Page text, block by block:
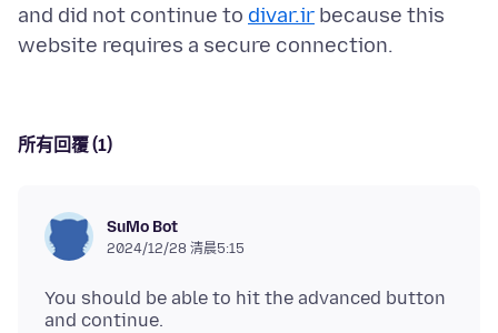
and did not continue to divar.ir because this
所有回覆 (1)
SuMo Bot
2024/12/28 清晨5:15
You should be able to hit the advanced button
and continue.